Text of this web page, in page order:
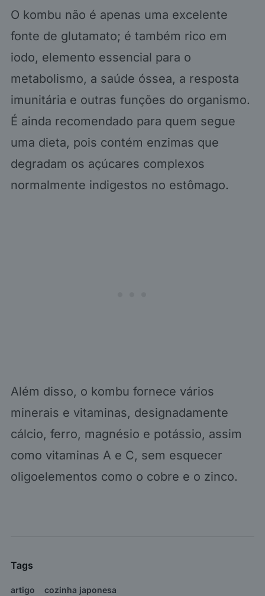
O kombu não é apenas uma excelente
fonte de glutamato; é também rico em
iodo, elemento essencial para o
metabolismo, a saúde óssea, a resposta
imunitária e outras funções do organismo.
É ainda recomendado para quem segue
uma dieta, pois contém enzimas que
degradam os açúcares complexos
normalmente indigestos no estômago.
Além disso, o kombu fornece vários
minerais e vitaminas, designadamente
cálcio, ferro, magnésio e potássio, assim
como vitaminas A e C, sem esquecer
oligoelementos como o cobre e o zinco.
Tags
artigo cozinha japonesa